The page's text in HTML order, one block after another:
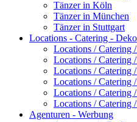
Tänzer in Köln
Tänzer in München
Tänzer in Stuttgart
Locations - Catering - Deko
Locations / Catering
Locations / Catering
Locations / Catering
Locations / Catering
Locations / Catering
Locations / Catering
Agenturen - Werbung